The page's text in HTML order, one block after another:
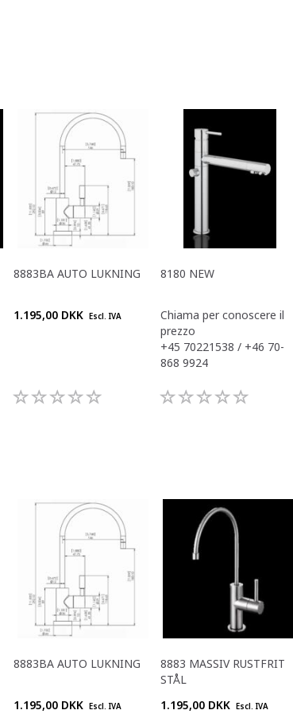
8883BA AUTO LUKNING
1.195,00 DKK Escl. IVA
8180 NEW
Chiama per conoscere il
prezzo
+45 70221538 / +46 70-
868 9924
8883BA AUTO LUKNING
1.195,00 DKK Escl. IVA
8883 MASSIV RUSTFRIT
STÅL
1.195,00 DKK
Escl. IVA